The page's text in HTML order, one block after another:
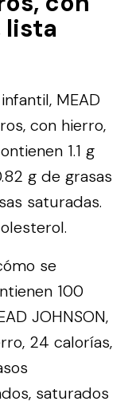
lista
MEAD
con hierro,
1.1 g
g de grasas
saturadas.
se
100
JOHNSON,
24 calorías,
saturados